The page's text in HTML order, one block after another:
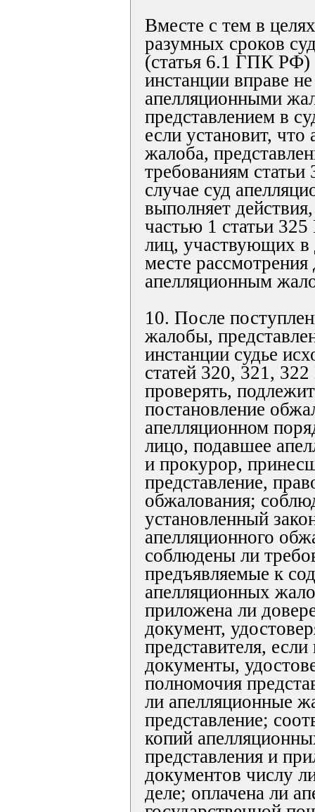
Вместе с тем в
разумных сроков
(статья 6.1 ГПК РФ)
инстанции вправе
апелляционными
представлением в
если установит, что
жалоба,
требованиям
случае суд
выполняет
частью 1 статьи
лиц, участвующих в
месте рассмотрения
апелляционным
10. После
жалобы,
инстанции судье
статей 320, 321,
проверять,
постановление
апелляционном
лицо, подавшее
и прокурор,
представление,
обжалования;
установленный
апелляционного
соблюдены ли
предъявляемые к
апелляционных
приложена ли
документ,
представителя,
документы,
полномочия
ли апелляционные
представление;
копий
представления и
документов числу
деле; оплачена ли